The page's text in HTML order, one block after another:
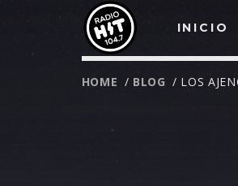
INICIO
HOME / BLOG / LOS